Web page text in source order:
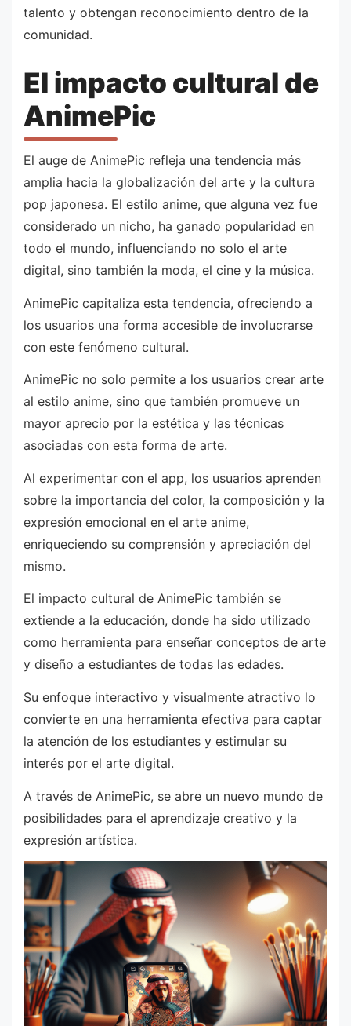
talento y obtengan reconocimiento dentro de la
comunidad.
El impacto cultural de
AnimePic
El auge de AnimePic refleja una tendencia más
amplia hacia la globalización del arte y la cultura
pop japonesa. El estilo anime, que alguna vez fue
considerado un nicho, ha ganado popularidad en
todo el mundo, influenciando no solo el arte
digital, sino también la moda, el cine y la música.
AnimePic capitaliza esta tendencia, ofreciendo a
los usuarios una forma accesible de involucrarse
con este fenómeno cultural.
AnimePic no solo permite a los usuarios crear arte
al estilo anime, sino que también promueve un
mayor aprecio por la estética y las técnicas
asociadas con esta forma de arte.
Al experimentar con el app, los usuarios aprenden
sobre la importancia del color, la composición y la
expresión emocional en el arte anime,
enriqueciendo su comprensión y apreciación del
mismo.
El impacto cultural de AnimePic también se
extiende a la educación, donde ha sido utilizado
como herramienta para enseñar conceptos de arte
y diseño a estudiantes de todas las edades.
Su enfoque interactivo y visualmente atractivo lo
convierte en una herramienta efectiva para captar
la atención de los estudiantes y estimular su
interés por el arte digital.
A través de AnimePic, se abre un nuevo mundo de
posibilidades para el aprendizaje creativo y la
expresión artística.